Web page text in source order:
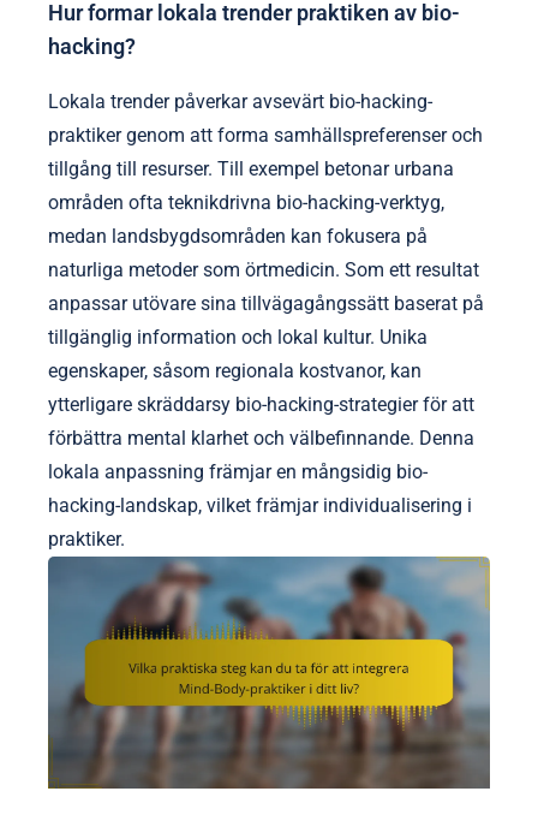
Hur formar lokala trender praktiken av bio-
hacking?
Lokala trender påverkar avsevärt bio-hacking-
praktiker genom att forma samhällspreferenser och
tillgång till resurser. Till exempel betonar urbana
områden ofta teknikdrivna bio-hacking-verktyg,
medan landsbygdsområden kan fokusera på
naturliga metoder som örtmedicin. Som ett resultat
anpassar utövare sina tillvägagångssätt baserat på
tillgänglig information och lokal kultur. Unika
egenskaper, såsom regionala kostvanor, kan
ytterligare skräddarsy bio-hacking-strategier för att
förbättra mental klarhet och välbefinnande. Denna
lokala anpassning främjar en mångsidig bio-
hacking-landskap, vilket främjar individualisering i
praktiker.